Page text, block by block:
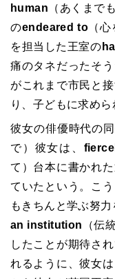
human （あくまで
のendeared to（心
を担当した王室の
痛のタネだったそ
がこれまで市民と
り、子どもに求め
彼女の俳優時代の同
で）彼女は、
て）台本に書かれ
ていたという。こ
もきちんと学ぶ努力
an institution
（伝
したことが期待さ
れるように、彼女